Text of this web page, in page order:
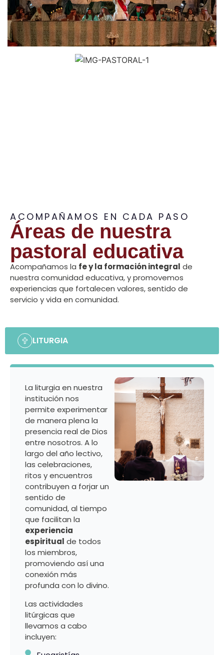
ACOMPAÑAMOS EN CADA PASO
Áreas de nuestra
pastoral educativa
Acompañamos la fe y la formación integral de
nuestra comunidad educativa, y promovemos
experiencias que fortalecen valores, sentido de
servicio y vida en comunidad.
LITURGIA
La liturgia en nuestra
institución nos
permite experimentar
de manera plena la
presencia real de Dios
entre nosotros. A lo
largo del año lectivo,
las celebraciones,
ritos y encuentros
contribuyen a forjar un
sentido de
comunidad, al tiempo
que facilitan la
experiencia
espiritual de todos
los miembros,
promoviendo así una
conexión más
profunda con lo divino.
Las actividades
litúrgicas que
llevamos a cabo
incluyen: